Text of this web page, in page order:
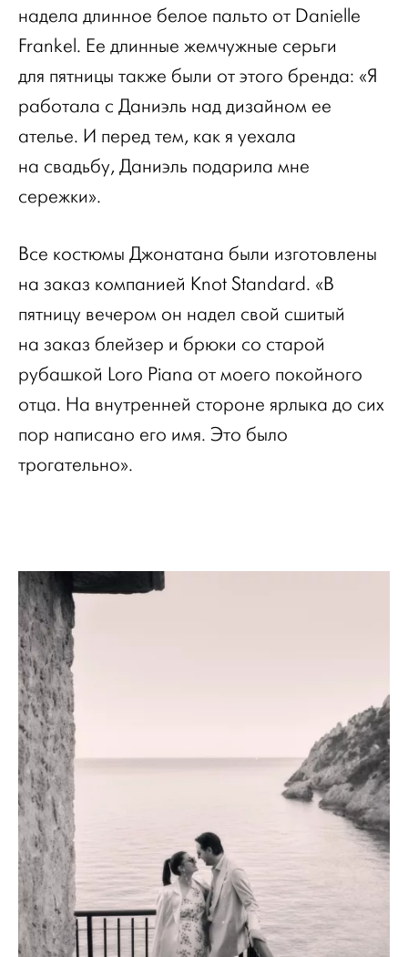
надела длинное белое пальто от Danielle
Frankel. Ее длинные жемчужные серьги
для пятницы также были от этого бренда: «Я
работала с Даниэль над дизайном ее
ателье. И перед тем, как я уехала
на свадьбу, Даниэль подарила мне
сережки».
Все костюмы Джонатана были изготовлены
на заказ компанией Knot Standard. «В
пятницу вечером он надел свой сшитый
на заказ блейзер и брюки со старой
рубашкой Loro Piana от моего покойного
отца. На внутренней стороне ярлыка до сих
пор написано его имя. Это было
трогательно».